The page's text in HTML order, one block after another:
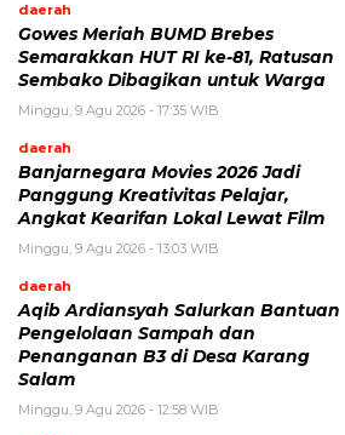
daerah
Gowes Meriah BUMD Brebes
Semarakkan HUT RI ke-81, Ratusan
Sembako Dibagikan untuk Warga
Minggu, 9 Agu 2026 - 17:35 WIB
daerah
Banjarnegara Movies 2026 Jadi
Panggung Kreativitas Pelajar,
Angkat Kearifan Lokal Lewat Film
Minggu, 9 Agu 2026 - 13:03 WIB
daerah
Aqib Ardiansyah Salurkan Bantuan
Pengelolaan Sampah dan
Penanganan B3 di Desa Karang
Salam
Minggu, 9 Agu 2026 - 12:58 WIB